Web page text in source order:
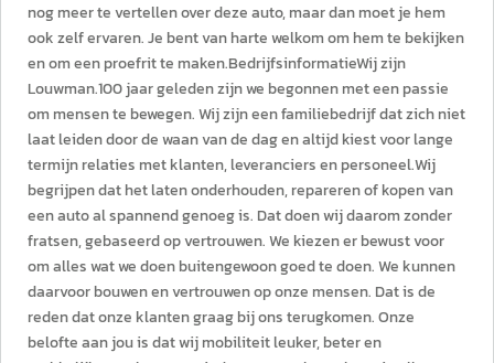
nog meer te vertellen over deze auto, maar dan moet je hem
ook zelf ervaren. Je bent van harte welkom om hem te bekijken
en om een proefrit te maken.BedrijfsinformatieWij zijn
Louwman.100 jaar geleden zijn we begonnen met een passie
om mensen te bewegen. Wij zijn een familiebedrijf dat zich niet
laat leiden door de waan van de dag en altijd kiest voor lange
termijn relaties met klanten, leveranciers en personeel.Wij
begrijpen dat het laten onderhouden, repareren of kopen van
een auto al spannend genoeg is. Dat doen wij daarom zonder
fratsen, gebaseerd op vertrouwen. We kiezen er bewust voor
om alles wat we doen buitengewoon goed te doen. We kunnen
daarvoor bouwen en vertrouwen op onze mensen. Dat is de
reden dat onze klanten graag bij ons terugkomen. Onze
belofte aan jou is dat wij mobiliteit leuker, beter en